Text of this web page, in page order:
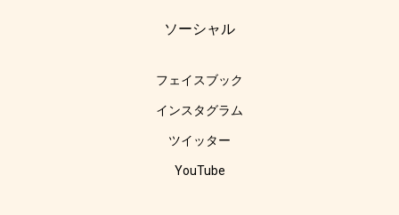
ソーシャル
フェイスブック
インスタグラム
ツイッター
YouTube